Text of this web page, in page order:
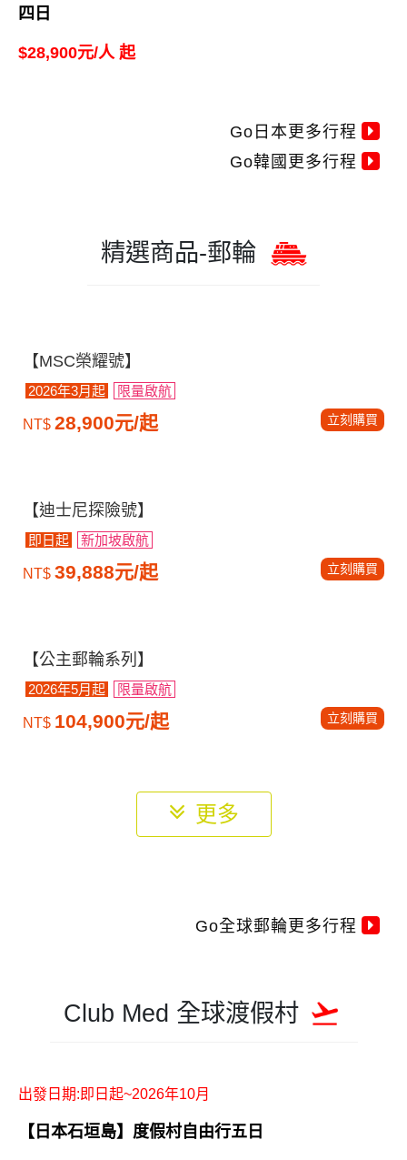
四日
$28,900元/人 起
Go日本更多行程
Go韓國更多行程
精選商品-郵輪
【MSC榮耀號】
2026年3月起 限量啟航
NT$ 28,900元/起 立刻購買
【迪士尼探險號】
即日起 新加坡啟航
NT$ 39,888元/起 立刻購買
【公主郵輪系列】
2026年5月起 限量啟航
NT$ 104,900元/起 立刻購買
更多
Go全球郵輪更多行程
Club Med 全球渡假村
出發日期:即日起~2026年10月
【日本石垣島】度假村自由行五日